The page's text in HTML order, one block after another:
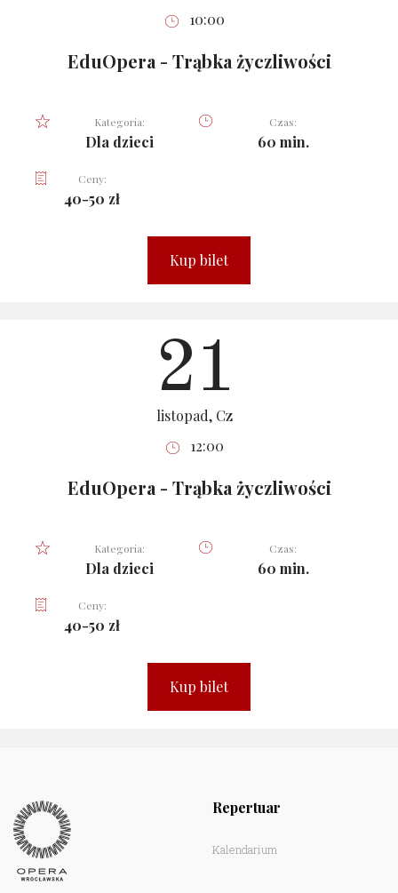
10:00
EduOpera - Trąbka życzliwości
Kategoria:
Dla dzieci
Czas:
60 min.
Ceny:
40-50 zł
Kup bilet
21
listopad, Cz
12:00
EduOpera - Trąbka życzliwości
Kategoria:
Dla dzieci
Czas:
60 min.
Ceny:
40-50 zł
Kup bilet
Repertuar
Kalendarium